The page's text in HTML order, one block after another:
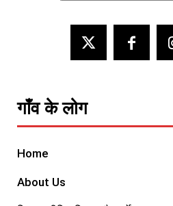
गाँव के लोग
Home
About Us